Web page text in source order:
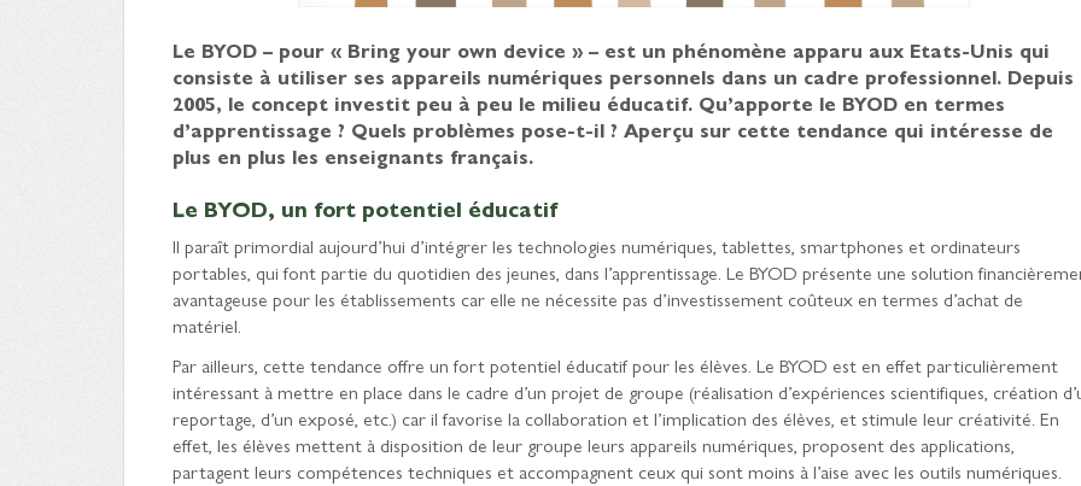
Le BYOD – pour « Bring your own device » – est un phénomène apparu aux Etats-Unis qui
consiste à utiliser ses appareils numériques personnels dans un cadre professionnel. Depuis
2005, le concept investit peu à peu le milieu éducatif. Qu’apporte le BYOD en termes
d’apprentissage ? Quels problèmes pose-t-il ? Aperçu sur cette tendance qui intéresse de
plus en plus les enseignants français.
Le BYOD, un fort potentiel éducatif
Il paraît primordial aujourd’hui d’intégrer les technologies numériques, tablettes, smartphones et ordinateurs
portables, qui font partie du quotidien des jeunes, dans l’apprentissage. Le BYOD présente une solution
avantageuse pour les établissements car elle ne nécessite pas d’investissement coûteux en termes d’achat de
matériel.
Par ailleurs, cette tendance offre un fort potentiel éducatif pour les élèves. Le BYOD est en effet particulièrement
intéressant à mettre en place dans le cadre d’un projet de groupe (réalisation d’expériences scientifiques, création
reportage, d’un exposé, etc.) car il favorise la collaboration et l’implication des élèves, et stimule leur créativité. En
effet, les élèves mettent à disposition de leur groupe leurs appareils numériques, proposent des applications,
partagent leurs compétences techniques et accompagnent ceux qui sont moins à l’aise avec les outils numériques.